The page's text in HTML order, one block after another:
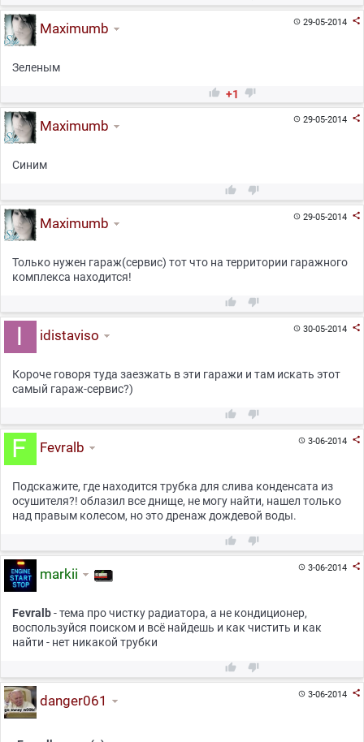
29-05-2014 
Maximumb
Зеленым
 +1 
29-05-2014 
Maximumb
Синим
 
29-05-2014 
Maximumb
Только нужен гараж(сервис) тот что на территории гаражного
комплекса находится!
 
30-05-2014 
idistaviso
Короче говоря туда заезжать в эти гаражи и там искать этот
самый гараж-сервис?)
 
3-06-2014 
Fevralb
Подскажите, где находится трубка для слива конденсата из
осушителя?! облазил все днище, не могу найти, нашел только
над правым колесом, но это дренаж дождевой воды.
 
3-06-2014 
markii
Fevralb- тема про чистку радиатора, а не кондиционер,
воспользуйся поиском и всё найдешь и как чистить и как
найти - нет никакой трубки
 
3-06-2014 
danger061